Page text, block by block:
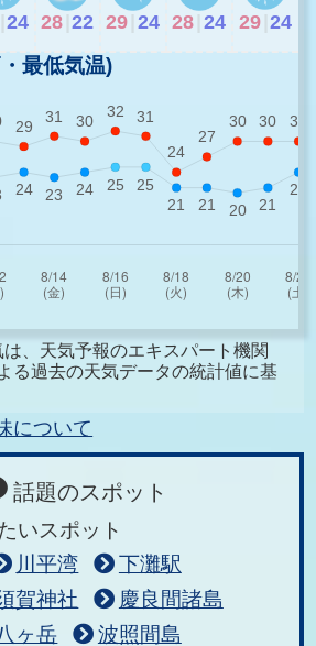
24 28 22 29 24 28 24 29 24
最低気温)
、天気予報のエキスパート機関
る過去の天気データの統計値に基
について
話題のスポット
いスポット
川平湾
下灘駅
賀神社
慶良間諸島
ヶ岳
波照間島